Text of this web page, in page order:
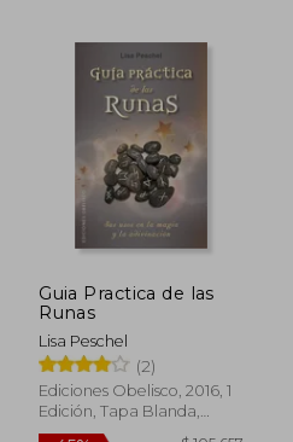
Guia Practica de las
Runas
Lisa Peschel
(2)
Ediciones Obelisco, 2016, 1
Edición, Tapa Blanda,
Nuevo